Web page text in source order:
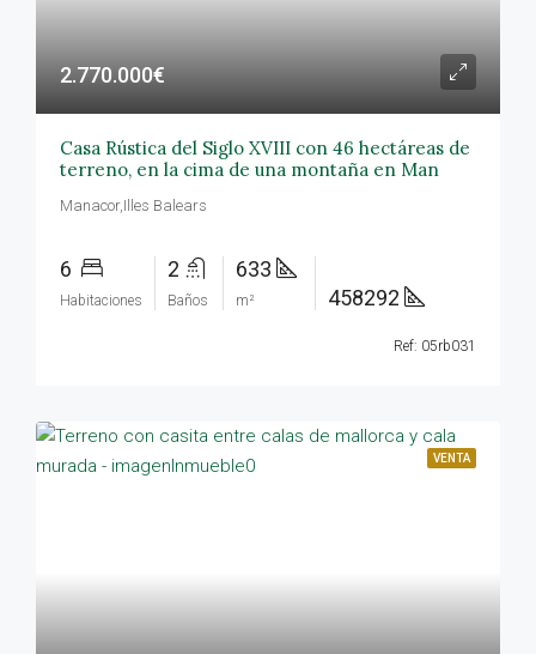
2.770.000€
Casa Rústica del Siglo XVIII con 46 hectáreas de
terreno, en la cima de una montaña en Man
Manacor,Illes Balears
6
Habitaciones
2
Baños
633
m² 458292
Ref: 05rb031
VENTA